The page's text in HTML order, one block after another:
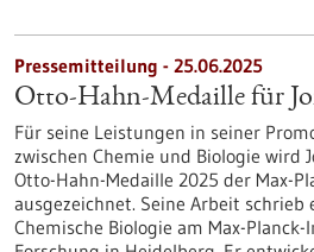
Pressemitteilung - 25.06.2025
Otto-Hahn-Medaille für
Für seine Leistungen in seiner
zwischen Chemie und Biologie wird
Otto-Hahn-Medaille 2025 der Max-
ausgezeichnet. Seine Arbeit
Chemische Biologie am Max-